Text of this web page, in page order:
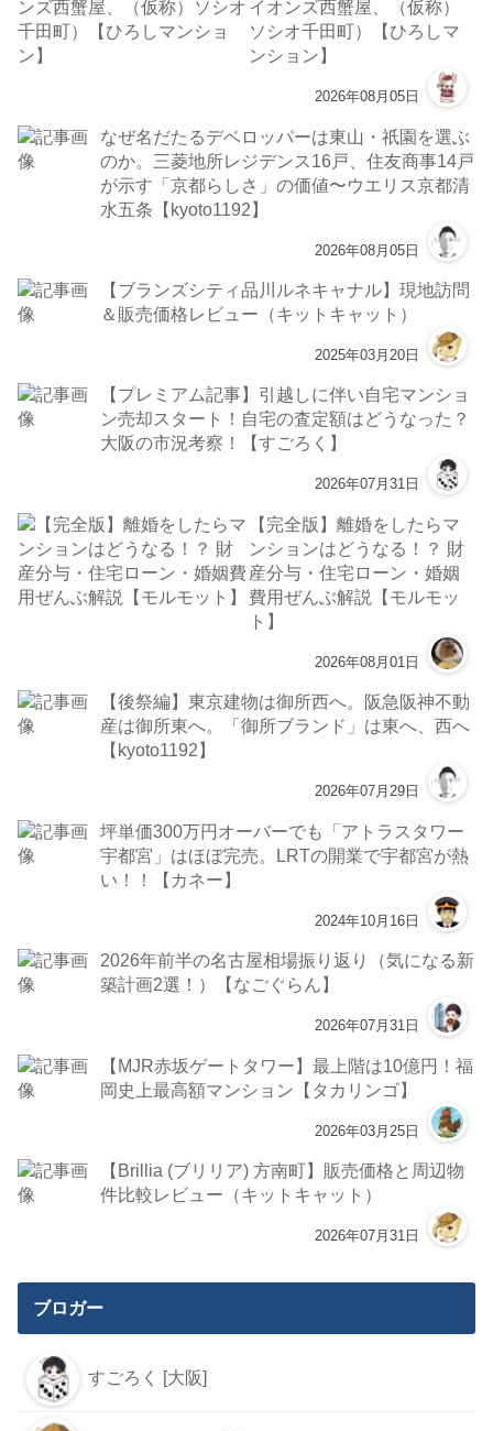
イオンズ西蟹屋、（仮称）
ソシオ千田町）【ひろしマ
ンション】
2026年08月05日
なぜ名だたるデベロッパーは東山・祇園を選ぶ
のか。三菱地所レジデンス16戸、住友商事14戸
が示す「京都らしさ」の価値〜ウエリス京都清
水五条【kyoto1192】
2026年08月05日
【ブランズシティ品川ルネキャナル】現地訪問
＆販売価格レビュー（キットキャット）
2025年03月20日
【プレミアム記事】引越しに伴い自宅マンショ
ン売却スタート！自宅の査定額はどうなった？
大阪の市況考察！【すごろく】
2026年07月31日
【完全版】離婚をしたらマ
ンションはどうなる！？ 財
産分与・住宅ローン・婚姻
費用ぜんぶ解説【モルモッ
ト】
2026年08月01日
【後祭編】東京建物は御所西へ。阪急阪神不動
産は御所東へ。「御所ブランド」は東へ、西へ
【kyoto1192】
2026年07月29日
坪単価300万円オーバーでも「アトラスタワー
宇都宮」はほぼ完売。LRTの開業で宇都宮が熱
い！！【カネー】
2024年10月16日
2026年前半の名古屋相場振り返り（気になる新
築計画2選！）【なごぐらん】
2026年07月31日
【MJR赤坂ゲートタワー】最上階は10億円！福
岡史上最高額マンション【タカリンゴ】
2026年03月25日
【Brillia (ブリリア) 方南町】販売価格と周辺物
件比較レビュー（キットキャット）
2026年07月31日
ブロガー
すごろく [大阪]